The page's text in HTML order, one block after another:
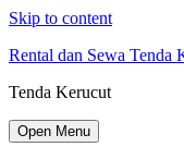
Skip to content
Rental dan Sewa Tenda
Tenda Kerucut
Open Menu